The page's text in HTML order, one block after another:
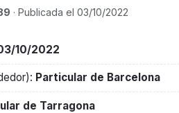
· Publicada el 03/10/2022
10/2022
Particular de Barcelona
de Tarragona